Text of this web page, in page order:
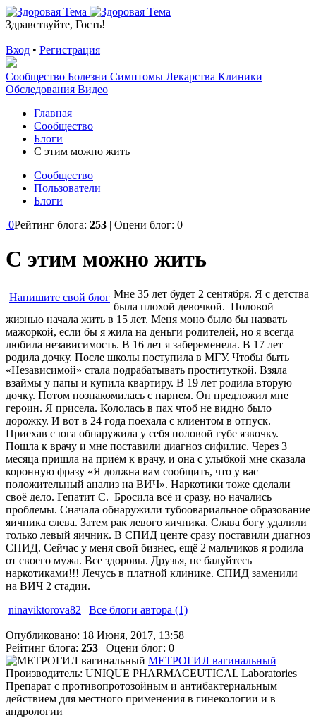
Здравствуйте, Гость!
Вход • Регистрация
Сообщество Болезни Симптомы Лекарства Клиники
Обследования Видео
Главная
Сообщество
Блоги
С этим можно жить
Сообщество
Пользователи
Блоги
0Рейтинг блога: 253 | Оцени блог: 0
С этим можно жить
Напишите свой блог Мне 35 лет будет 2 сентября. Я с детства
была плохой девочкой. Половой
жизнью начала жить в 15 лет. Меня моно было бы назвать
мажоркой, если бы я жила на деньги родителей, но я всегда
любила независимость. В 16 лет я забеременела. В 17 лет
родила дочку. После школы поступила в МГУ. Чтобы быть
«Независимой» стала подрабатывать проституткой. Взяла
взаймы у папы и купила квартиру. В 19 лет родила вторую
дочку. Потом познакомилась с парнем. Он предложил мне
героин. Я присела. Кололась в пах чтоб не видно было
дорожку. И вот в 24 года поехала с клиентом в отпуск.
Приехав с юга обнаружила у себя половой губе язвочку.
Пошла к врачу и мне поставили диагноз сифилис. Через 3
месяца пришла на приём к врачу, и она с улыбкой мне сказала
коронную фразу «Я должна вам сообщить, что у вас
положительный анализ на ВИЧ». Наркотики тоже сделали
своё дело. Гепатит С. Бросила всё и сразу, но начались
проблемы. Сначала обнаружили тубоовариальное образование
яичника слева. Затем рак левого яичника. Слава богу удалили
только левый яичник. В СПИД центе сразу поставили диагноз
СПИД. Сейчас у меня свой бизнес, ещё 2 мальчиков я родила
от своего мужа. Все здоровы. Друзья, не балуйтесь
наркотиками!!! Лечусь в платной клинике. СПИД заменили
на ВИЧ 2 стадии.
ninaviktorova82 | Все блоги автора (1)
Опубликовано: 18 Июня, 2017, 13:58
Рейтинг блога: 253 | Оцени блог: 0
МЕТРОГИЛ вагинальный
Производитель: UNIQUE PHARMACEUTICAL Laboratories
Препарат с противопротозойным и антибактериальным
действием для местного применения в гинекологии и в
андрологии